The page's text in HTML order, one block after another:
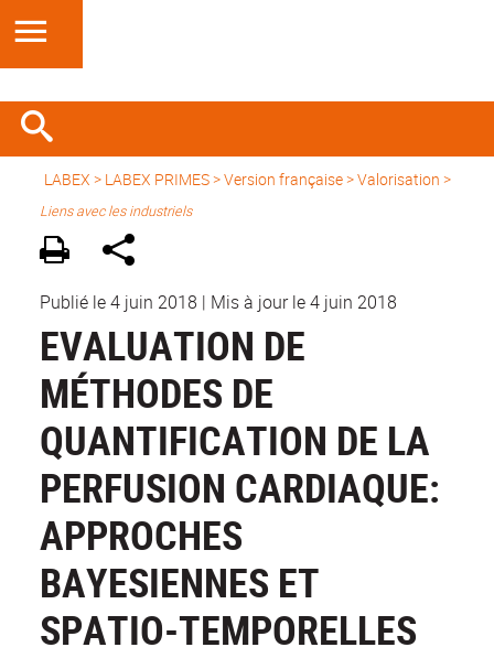
LABEX > LABEX PRIMES>Version française> Valorisation >
Liens avec les industriels
Publié le 4 juin 2018 | Mis à jour le 4 juin 2018
EVALUATION DE
MÉTHODES DE
QUANTIFICATION DE LA
PERFUSION CARDIAQUE:
APPROCHES
BAYESIENNES ET
SPATIO-TEMPORELLES